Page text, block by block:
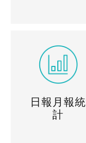
日報月報統
計